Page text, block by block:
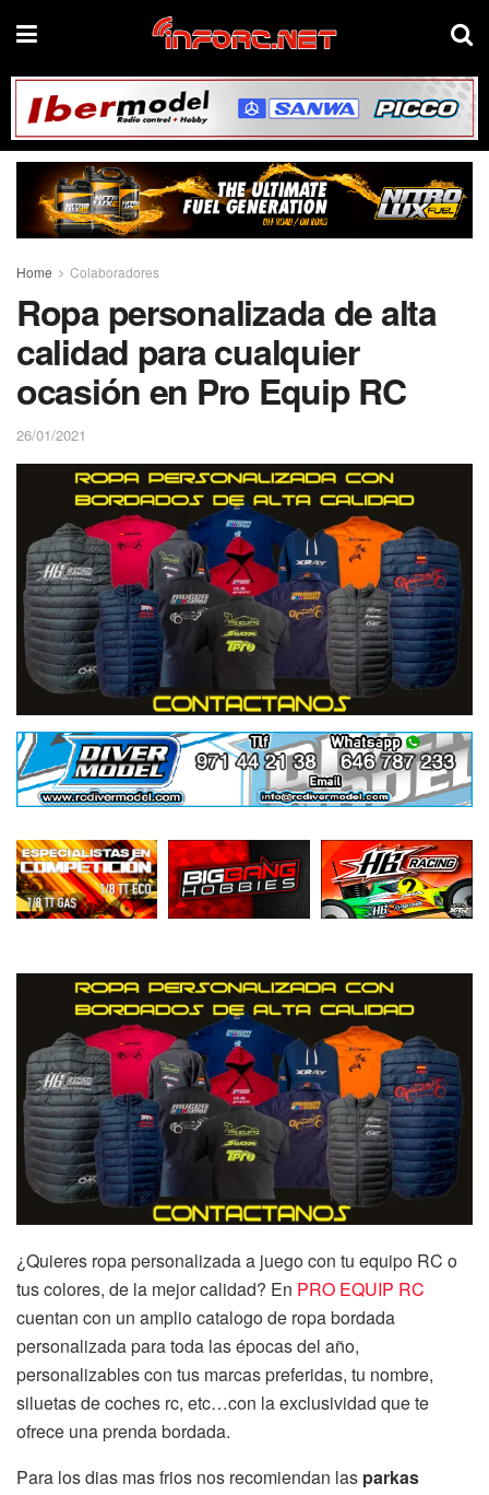
Home Colaboradores
Ropa personalizada de alta
calidad para cualquier
ocasión en Pro Equip RC
26/01/2021
¿Quieres ropa personalizada a juego con tu equipo RC o
tus colores, de la mejor calidad? En PRO EQUIP RC
cuentan con un amplio catalogo de ropa bordada
personalizada para toda las épocas del año,
personalizables con tus marcas preferidas, tu nombre,
siluetas de coches rc, etc…con la exclusividad que te
ofrece una prenda bordada.
Para los dias mas frios nos recomiendan las parkas